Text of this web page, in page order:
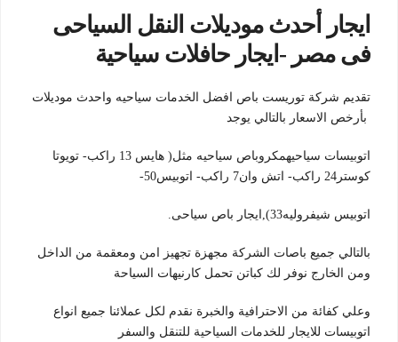
ايجار أحدث موديلات النقل السياحى
فى مصر -ايجار حافلات سياحية
تقديم شركة توريست باص افضل الخدمات سياحيه واحدث موديلات
بأرخص الاسعار بالتالي يوجد
اتوبيسات سياحيهمكروباص سياحيه مثل( هايس 13 راكب- تويوتا
كوستر24 راكب- اتش وان7 راكب- اتوبيس50-
اتوبيس شيفروليه33),ايجار باص سياحى.
بالتالي جميع باصات الشركة مجهزة تجهيز امن ومعقمة من الداخل
ومن الخارج نوفر لك كباتن تحمل كارنيهات السياحة
وعلي كفائة من الاحترافية والخبرة نقدم لكل عملائنا جميع انواع
اتوبيسات للايجار للخدمات السياحية للتنقل والسفر